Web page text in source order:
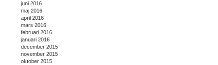
juni 2016
maj 2016
april 2016
mars 2016
februari 2016
januari 2016
december 2015
november 2015
oktober 2015